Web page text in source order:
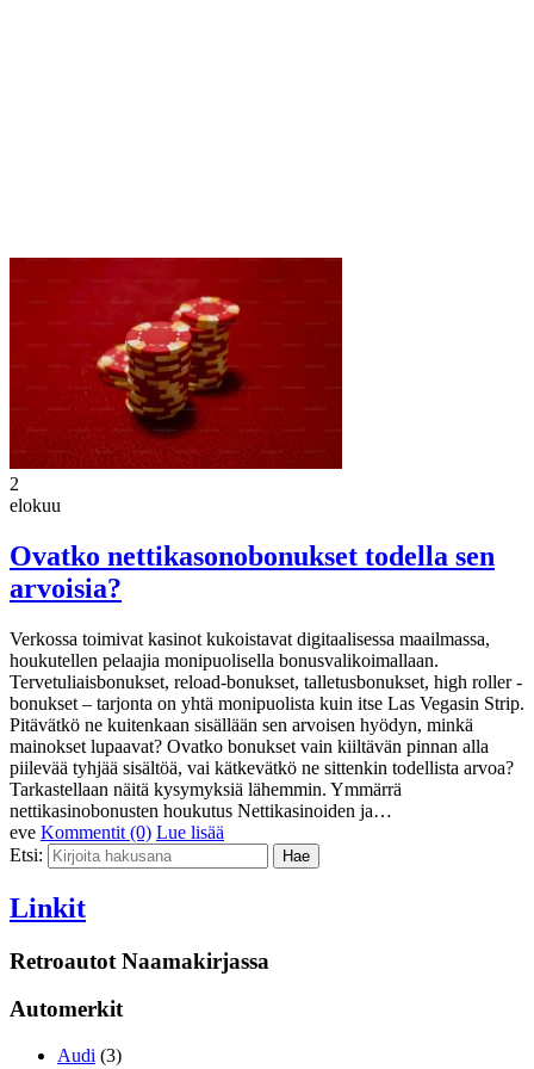
2
elokuu
Ovatko nettikasonobonukset todella sen
arvoisia?
Verkossa toimivat kasinot kukoistavat digitaalisessa maailmassa,
houkutellen pelaajia monipuolisella bonusvalikoimallaan.
Tervetuliaisbonukset, reload-bonukset, talletusbonukset, high roller -
bonukset – tarjonta on yhtä monipuolista kuin itse Las Vegasin Strip.
Pitävätkö ne kuitenkaan sisällään sen arvoisen hyödyn, minkä
mainokset lupaavat? Ovatko bonukset vain kiiltävän pinnan alla
piilevää tyhjää sisältöä, vai kätkevätkö ne sittenkin todellista arvoa?
Tarkastellaan näitä kysymyksiä lähemmin. Ymmärrä
nettikasinobonusten houkutus Nettikasinoiden ja…
eve Kommentit (0) Lue lisää
Etsi:
Linkit
Retroautot Naamakirjassa
Automerkit
Audi (3)